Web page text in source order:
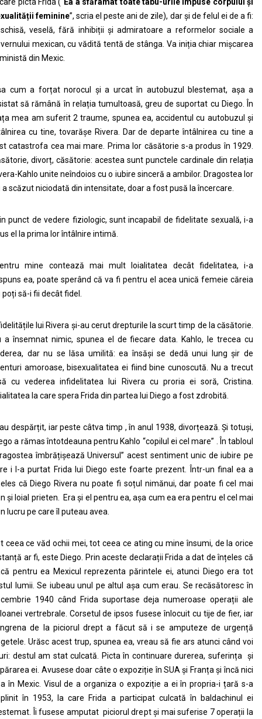
feminine”, scria el peste ani de zile), dar și de felul ei de a fi:
veselă, fără inhibiții și admiratoare a reformelor sociale a
mexican, cu vădită tentă de stânga. Va iniția chiar mișcarea
din Mexic.
cum a forțat norocul și a urcat în autobuzul blestemat, așa a
să rămână în relația tumultoasă, greu de suportat cu Diego. În
mea am suferit 2 traume, spunea ea, accidentul cu autobuzul și
cu tine, tovarășe Rivera. Dar de departe întâlnirea cu tine a
catastrofa cea mai mare. Prima lor căsătorie s-a produs în 1929.
divorț, căsătorie: acestea sunt punctele cardinale din relația
Kahlo unite neîndoios cu o iubire sinceră a ambilor. Dragostea lor
a scăzut niciodată din intensitate, doar a fost pusă la încercare.
punct de vedere fiziologic, sunt incapabil de fidelitate sexuală, i-a
el la prima lor întâlnire intimă.
mine contează mai mult loialitatea decât fidelitatea, i-a
ea, poate sperând că va fi pentru el acea unică femeie căreia
poți să-i fii decât fidel.
lui Rivera și-au cerut drepturile la scurt timp de la căsătorie.
a însemnat nimic, spunea el de fiecare data. Kahlo, le trecea cu
dar nu se lăsa umilită: ea însăși se dedă unui lung șir de
amoroase, bisexualitatea ei fiind bine cunoscută. Nu a trecut
cu vederea infidelitatea lui Rivera cu proria ei soră, Cristina.
la care spera Frida din partea lui Diego a fost zdrobită.
despărțit, iar peste câtva timp , în anul 1938, divorțează. Și totuși,
a rămas întotdeauna pentru Kahlo “copilul ei cel mare” . În tabloul
îmbrățișează Universul” acest sentiment unic de iubire pe
i l-a purtat Frida lui Diego este foarte prezent. Într-un final ea a
că Diego Rivera nu poate fi soțul nimănui, dar poate fi cel mai
și loial prieten. Era și el pentru ea, așa cum ea era pentru el cel mai
lucru pe care îl puteau avea.
ceea ce văd ochii mei, tot ceea ce ating cu mine însumi, de la orice
ar fi, este Diego. Prin aceste declarații Frida a dat de înțeles că
pentru ea Mexicul reprezenta părintele ei, atunci Diego era tot
lumii. Se iubeau unul pe altul așa cum erau. Se recăsătoresc în
1940 când Frida suportase deja numeroase operații ale
vertrebrale. Corsetul de ipsos fusese înlocuit cu tije de fier, iar
de la piciorul drept a făcut să i se amputeze de urgență
Urăsc acest trup, spunea ea, vreau să fie ars atunci când voi
destul am stat culcată. Picta în continuare durerea, suferința și
ei. Avusese doar câte o expoziție în SUA și Franța și încă nici
în Mexic. Visul de a organiza o expoziție a ei în propria-i țară s-a
în 1953, la care Frida a participat culcată în baldachinul ei
Îi fusese amputat piciorul drept şi mai suferise 7 operații la